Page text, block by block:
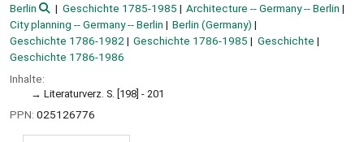
Berlin
Geschichte 1785-1985
Architecture -- Germany -- Berlin
City planning -- Germany -- Berlin
Berlin (Germany)
Geschichte 1786-1982
Geschichte 1786-1985
Geschichte
Geschichte 1786-1986
Inhalte:
Literaturverz. S. [198] - 201
PPN: 025126776